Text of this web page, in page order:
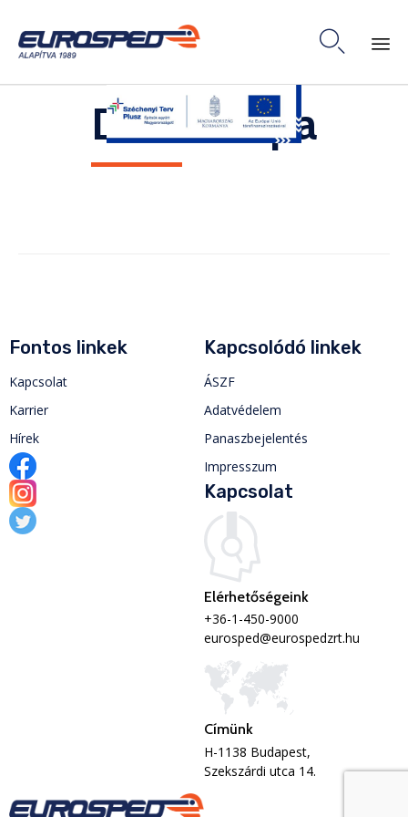

Skip
to
content
Dél-Európa
Fontos linkek
Kapcsolat
Karrier
Hírek
Kapcsolódó linkek
ÁSZF
Adatvédelem
Panaszbejelentés
Impresszum
Kapcsolat
Elérhetőségeink
+36-1-450-9000
eurosped@eurospedzrt.hu
Címünk
H-1138 Budapest,
Szekszárdi utca 14.